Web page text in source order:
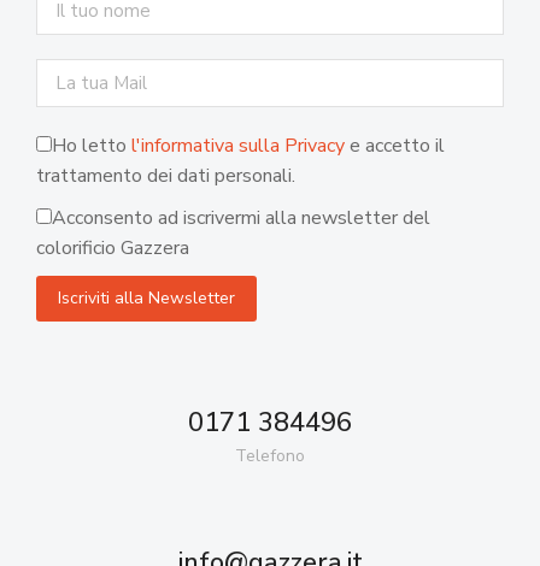
Ho letto l'informativa sulla Privacye accetto il
trattamento dei dati personali.
Acconsento ad iscrivermi alla newsletter del
colorificio Gazzera
0171 384496
Telefono